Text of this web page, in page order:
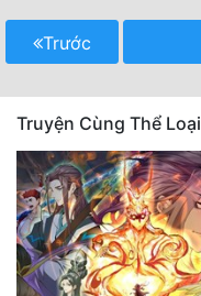
Trước
Truyện Cùng Thể Loại